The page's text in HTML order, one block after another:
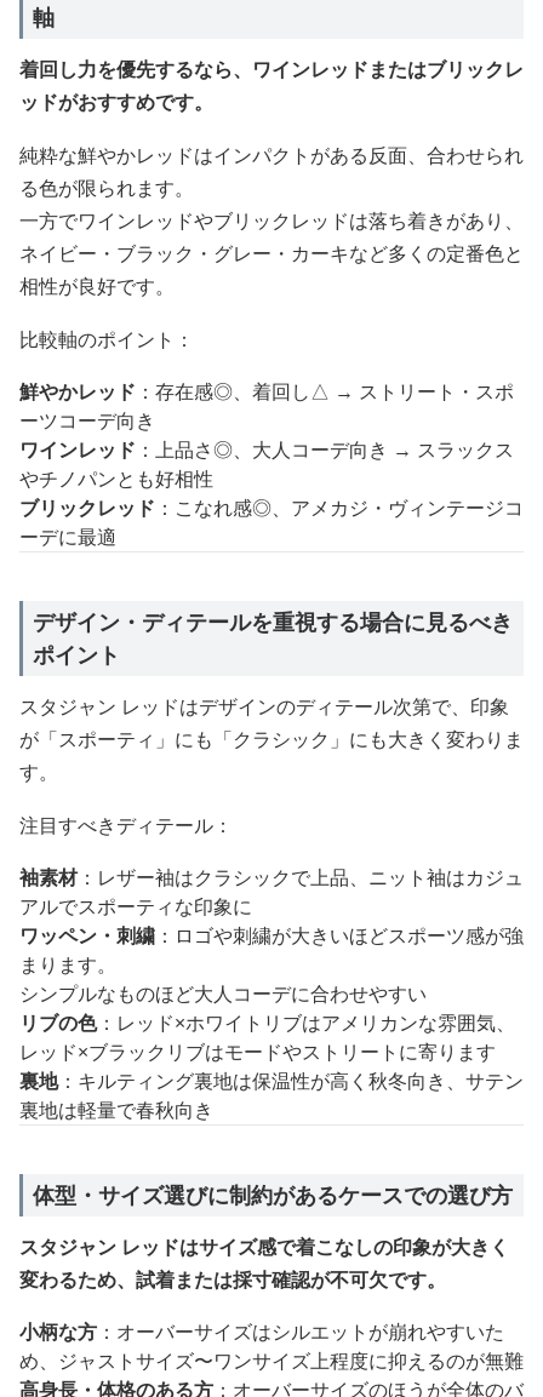
軸
着回し力を優先するなら、ワインレッドまたはブリックレ
ッドがおすすめです。
純粋な鮮やかレッドはインパクトがある反面、合わせられ
る色が限られます。
一方でワインレッドやブリックレッドは落ち着きがあり、
ネイビー・ブラック・グレー・カーキなど多くの定番色と
相性が良好です。
比較軸のポイント：
鮮やかレッド ：存在感◎、着回し△ → ストリート・スポ
ーツコーデ向き
ワインレッド ：上品さ◎、大人コーデ向き → スラックス
やチノパンとも好相性
ブリックレッド ：こなれ感◎、アメカジ・ヴィンテージコ
ーデに最適
デザイン・ディテールを重視する場合に見るべき
ポイント
スタジャン レッドはデザインのディテール次第で、印象
が「スポーティ」にも「クラシック」にも大きく変わりま
す。
注目すべきディテール：
袖素材：レザー袖はクラシックで上品、ニット袖はカジュ
アルでスポーティな印象に
ワッペン・刺繍 ：ロゴや刺繍が大きいほどスポーツ感が強
まります。
シンプルなものほど大人コーデに合わせやすい
リブの色：レッド×ホワイトリブはアメリカンな雰囲気、
レッド×ブラックリブはモードやストリートに寄ります
裏地：キルティング裏地は保温性が高く秋冬向き、サテン
裏地は軽量で春秋向き
体型・サイズ選びに制約があるケースでの選び方
スタジャン レッドはサイズ感で着こなしの印象が大きく
変わるため、試着または採寸確認が不可欠です。
小柄な方 ：オーバーサイズはシルエットが崩れやすいた
め、ジャストサイズ〜ワンサイズ上程度に抑えるのが無難
高身長・体格のある方 ：オーバーサイズのほうが全体のバ